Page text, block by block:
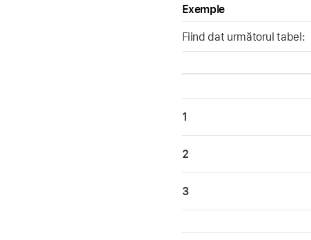
Exemple
Fiind dat următorul tabel:
1
2
3